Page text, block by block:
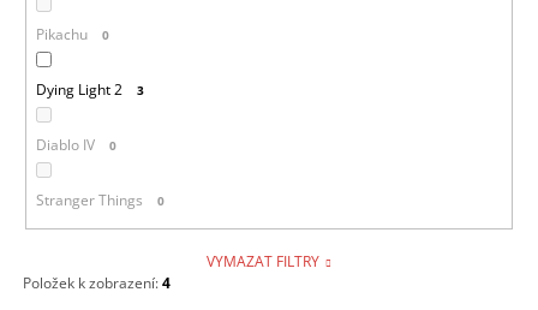
Pikachu 0
Dying Light 2 3
Diablo IV 0
Stranger Things 0
VYMAZAT FILTRY
Položek k zobrazení:4